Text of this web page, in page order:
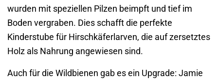
wurden mit speziellen Pilzen beimpft und tief im
Boden vergraben. Dies schafft die perfekte
Kinderstube für Hirschkäferlarven, die auf zersetztes
Holz als Nahrung angewiesen sind.
Auch für die Wildbienen gab es ein Upgrade: Jamie